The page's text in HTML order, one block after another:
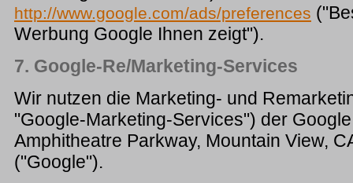
http://www.google.com/ads/preferences
Werbung Google Ihnen zeigt").
7. Google-Re/Marketing-Services
Wir nutzen die Marketing- und
"Google-Marketing-Services") der
Amphitheatre Parkway, Mountain View,
("Google").